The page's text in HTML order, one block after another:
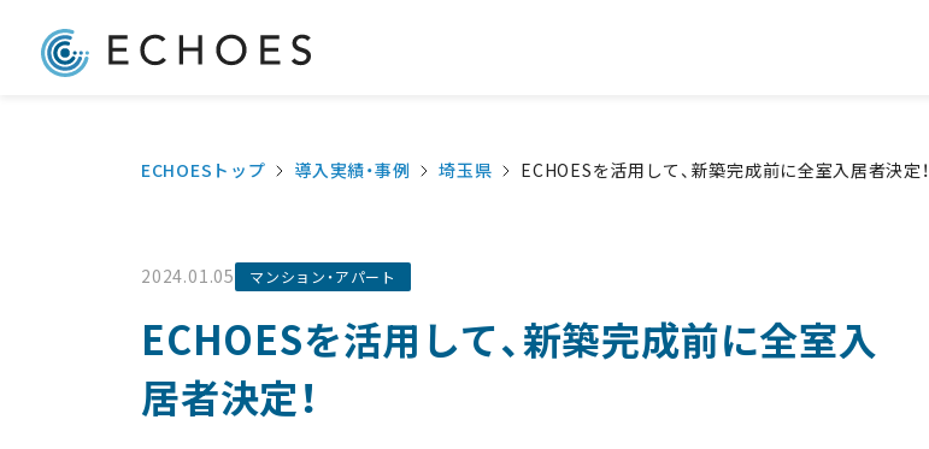
ECHOESトップ 導入実績・事例 埼玉県 ECHOESを活用して、新築完成前に全室入居者決定！
2024.01.05 マンション・アパート
ECHOESを活用して、新築完成前に全室入
居者決定！